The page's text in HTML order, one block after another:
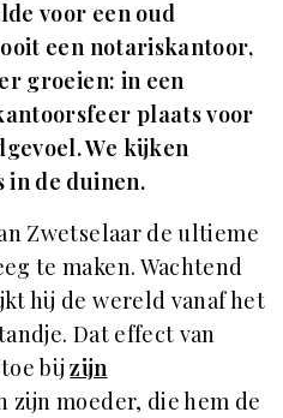
voor een oud
een notariskantoor,
groeien: in een
plaats voor
We kijken
in de duinen.
Zwetselaar de ultieme
te maken. Wachtend
hij de wereld vanaf het
Dat effect van
toe bijzijn
zijn moeder, die hem de